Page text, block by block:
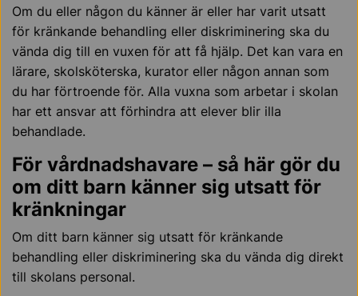
Om du eller någon du känner är eller har varit utsatt
för kränkande behandling eller diskriminering ska du
vända dig till en vuxen för att få hjälp. Det kan vara en
lärare, skolsköterska, kurator eller någon annan som
du har förtroende för. Alla vuxna som arbetar i skolan
har ett ansvar att förhindra att elever blir illa
behandlade.
För vårdnadshavare – så här gör du
om ditt barn känner sig utsatt för
kränkningar
Om ditt barn känner sig utsatt för kränkande
behandling eller diskriminering ska du vända dig direkt
till skolans personal.